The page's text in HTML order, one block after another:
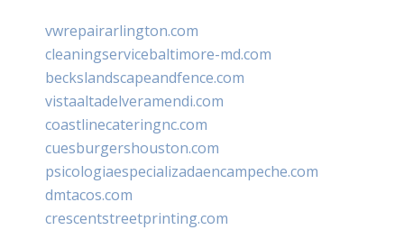
vwrepairarlington.com
cleaningservicebaltimore-md.com
beckslandscapeandfence.com
vistaaltadelveramendi.com
coastlinecateringnc.com
cuesburgershouston.com
psicologiaespecializadaencampeche.com
dmtacos.com
crescentstreetprinting.com